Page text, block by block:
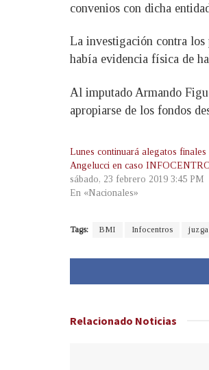
convenios con dicha
La investigación contra los
había evidencia física de
Al imputado Armando
apropiarse de los fondos
Lunes continuará alegatos
Angelucci en caso
sábado, 23 febrero 2019 3:45 PM
En «Nacionales»
Tags: BMI Infocentros
Relacionado Noticias